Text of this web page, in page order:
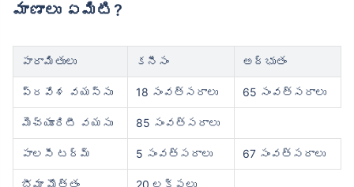
మాణాలు ఏమిటి?
పారామితులు కనీసం అద్భుతం
ప్రవేశ వయస్సు 18 సంవత్సరాలు 65 సంవత్సరాలు
మెచ్యూరిటీ వయసు 85 సంవత్సరాలు
పాలసీ టర్మ్ 5 సంవత్సరాలు 67 సంవత్సరాలు